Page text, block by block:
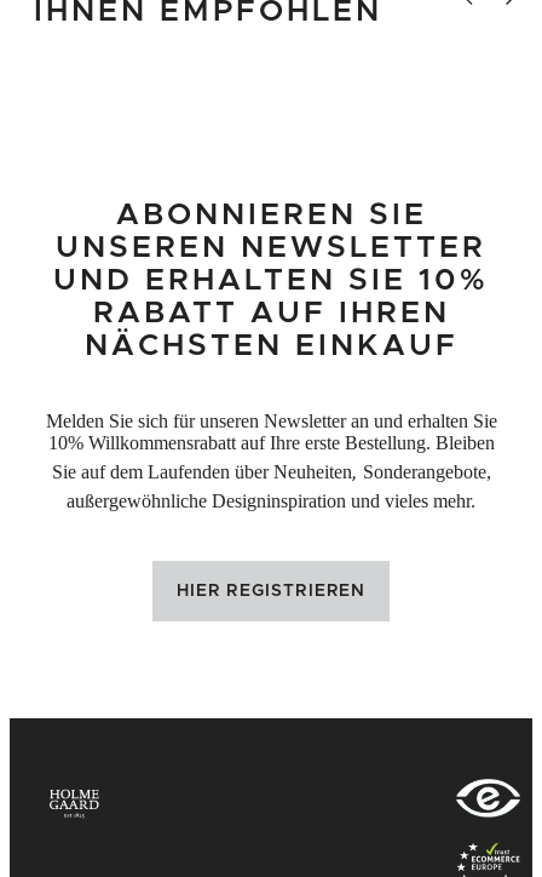
IHNEN EMPFOHLEN
ABONNIEREN SIE
UNSEREN NEWSLETTER
UND ERHALTEN SIE 10%
RABATT AUF IHREN
NÄCHSTEN EINKAUF
Melden Sie sich für unseren Newsletter an und erhalten Sie
10% Willkommensrabatt auf Ihre erste Bestellung. Bleiben
Sie auf dem Laufenden über Neuheiten, Sonderangebote,
außergewöhnliche Designinspiration und vieles mehr.
HIER REGISTRIEREN